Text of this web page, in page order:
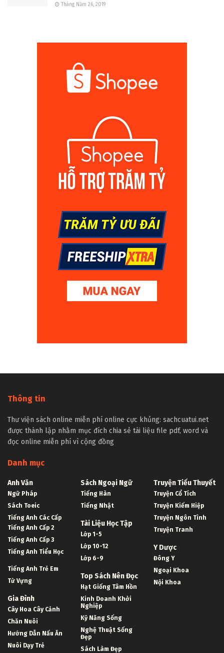
Tháng Năm 26, 2019
Thông tin
Thư viện sách online miễn phí online cực khủng: sachcuatui.net
được thành lập nhằm mục đích chia sẻ tài liệu file pdf, word và
đọc online miễn phí vì cộng đồng
Danh mục
Anh Văn
Ngữ Pháp
Sách Toeic
Tiếng Anh Các Cấp
Tiếng Anh Cấp 2
Tiếng Anh Cấp 3
Tiếng Anh Tiểu Học
Tiếng Anh Trẻ Em
Từ Vựng
Gia Đình
Cây Hoa Cây Cảnh
Chăn Nuôi
Hướng Dẫn Nấu Ăn
Nuôi Dạy Trẻ
Sách Ngoại Ngữ
Tiếng Hàn
Tiếng Nhật
Tài Liệu Học Tập
Lớp 1-5
Lớp 10-12
Lớp 6-9
Top Sách Nên Đọc
Hạt Giống Tâm Hồn
Kinh Doanh Khởi
Nghiệp
Kỹ Năng Sống
Nghệ Thuật Sống
Đẹp
Sách Làm Đẹp
Truyện Tiểu Thuyết
Truyện Cổ Tích
Truyện Kiếm Hiệp
Truyện Ngôn Tình
Truyện Tranh
Y Dược
Đông Y
Ngoại Khoa
Nội Khoa